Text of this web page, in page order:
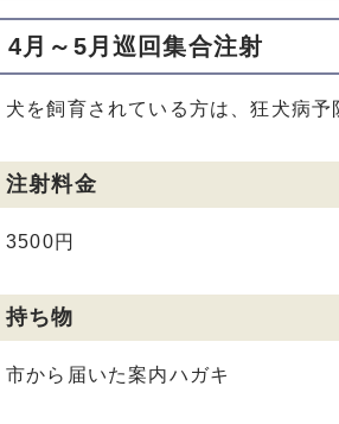
4月～5月巡回集合注射
犬を飼育されている方は、狂犬病
注射料金
3500円
持ち物
市から届いた案内ハガキ